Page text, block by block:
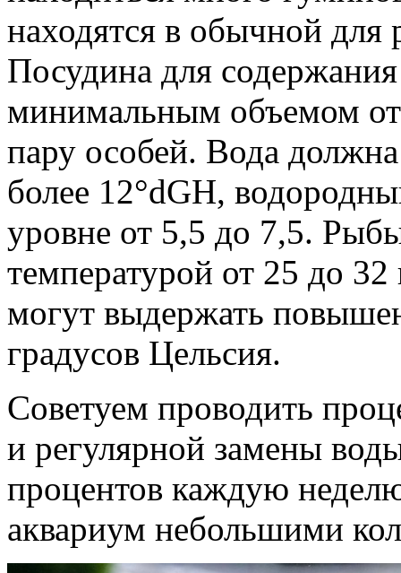
находятся в обычной для
Посудина для
минимальным объемом от
пару особей. Вода
более 12°dGH,
уровне от 5,5 до 7,5.
температурой от 25 до
могут выдержать
градусов Цельсия.
Советуем проводить
и регулярной замены
процентов каждую
аквариум небольшими